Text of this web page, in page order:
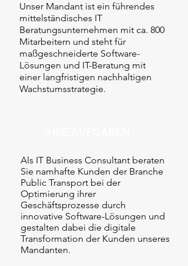
Unser Mandant ist ein führendes
mittelständisches IT
Beratungsunternehmen mit ca. 800
Mitarbeitern und steht für
maßgeschneiderte Software-
Lösungen und IT-Beratung mit
einer langfristigen nachhaltigen
Wachstumsstrategie.
Als IT Business Consultant beraten
Sie namhafte Kunden der Branche
Public Transport bei der
Optimierung ihrer
Geschäftsprozesse durch
innovative Software-Lösungen und
gestalten dabei die digitale
Transformation der Kunden unseres
Mandanten.